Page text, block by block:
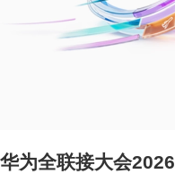
华为全联接大会2026